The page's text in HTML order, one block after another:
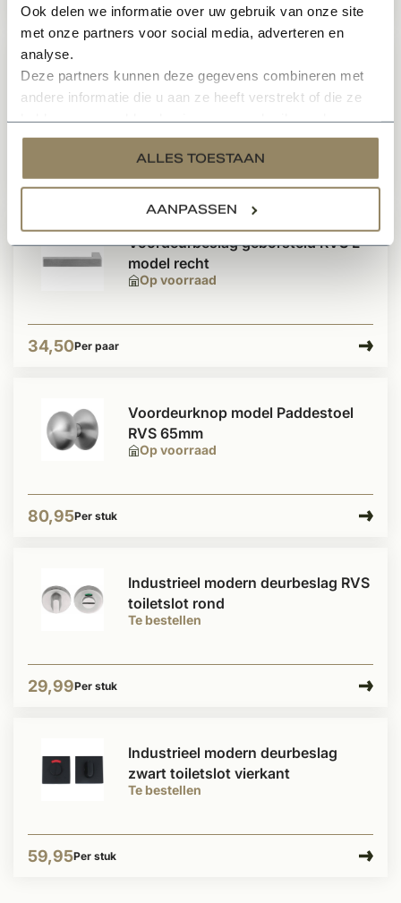
Ook delen we informatie over uw gebruik van onze site
met onze partners voor social media, adverteren en
analyse.
Deze partners kunnen deze gegevens combineren met
andere informatie die u aan ze heeft verstrekt of die ze
services.
ALLES TOESTAAN
AANPASSEN
46,50Per paar
Voordeurbeslag zwart L-model
recht
39,95Per paar
Op voorraad
Voordeurbeslag geborsteld RVS L-
model recht
34,50Per paar
Op voorraad
Voordeurknop model Paddestoel
RVS 65mm
80,95Per stuk
Te bestellen
Industrieel modern deurbeslag RVS
toiletslot rond
29,99Per stuk
Te bestellen
Industrieel modern deurbeslag
zwart toiletslot vierkant
59,95Per stuk